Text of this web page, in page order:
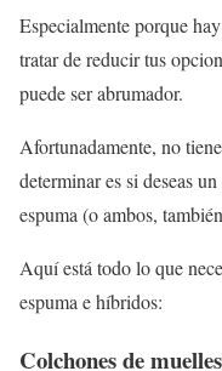
Especialmente porque
tratar de reducir tus
puede ser abrumador.
Afortunadamente, no
determinar es si deseas
espuma (o ambos,
Aquí está todo lo que
espuma e híbridos:
Colchones de muelles